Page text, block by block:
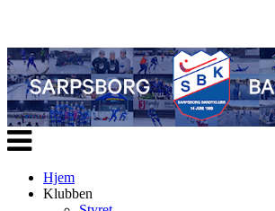
Veksle
navigasjon
Hjem
Klubben